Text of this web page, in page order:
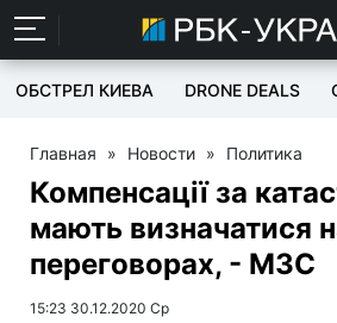
ОБСТРЕЛ КИЕВА DRONE DEALS
Главная » Новости » Политика
Компенсації за
мають визначатися
переговорах, - МЗС
15:23 30.12.2020 Ср